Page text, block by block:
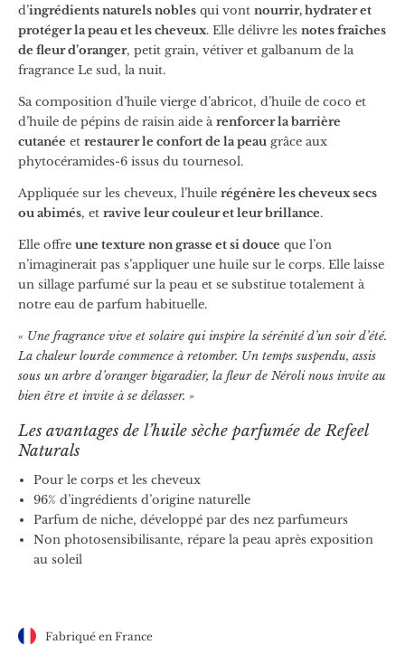
d’ingrédients naturels nobles qui vont nourrir, hydrater et
protéger la peau et les cheveux. Elle délivre les notes fraîches
de fleur d’oranger, petit grain, vétiver et galbanum de la
fragrance Le sud, la nuit.
Sa composition d’huile vierge d’abricot, d’huile de coco et
d’huile de pépins de raisin aide à renforcer la barrière
cutanée et restaurer le confort de la peau grâce aux
phytocéramides-6 issus du tournesol.
Appliquée sur les cheveux, l’huile régénère les cheveux secs
ou abimés, et ravive leur couleur et leur brillance.
Elle offre une texture non grasse et si douce que l’on
n’imaginerait pas s’appliquer une huile sur le corps. Elle laisse
un sillage parfumé sur la peau et se substitue totalement à
notre eau de parfum habituelle.
« Une fragrance vive et solaire qui inspire la sérénité d’un soir d’été.
La chaleur lourde commence à retomber. Un temps suspendu, assis
sous un arbre d’oranger bigaradier, la fleur de Néroli nous invite au
bien être et invite à se délasser. »
Les avantages de l’huile sèche parfumée de Refeel
Naturals
Pour le corps et les cheveux
96% d’ingrédients d’origine naturelle
Parfum de niche, développé par des nez parfumeurs
Non photosensibilisante, répare la peau après exposition
au soleil
Fabriqué en France